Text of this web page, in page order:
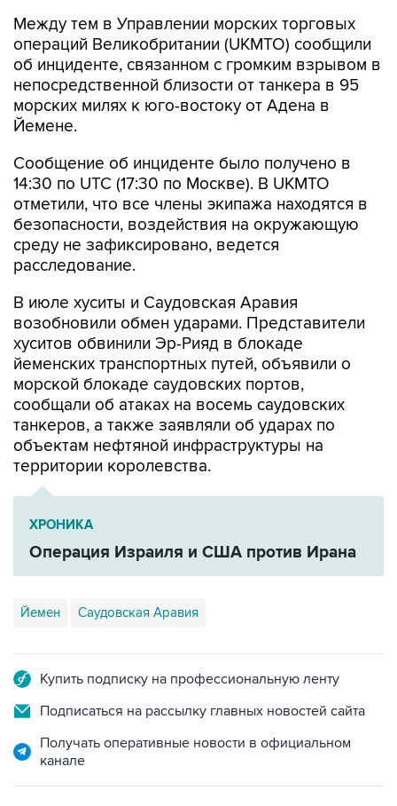
Между тем в Управлении морских торговых
операций Великобритании (UKMTO) сообщили
об инциденте, связанном с громким взрывом в
непосредственной близости от танкера в 95
морских милях к юго-востоку от Адена в
Йемене.
Сообщение об инциденте было получено в
14:30 по UTC (17:30 по Москве). В UKMTO
отметили, что все члены экипажа находятся в
безопасности, воздействия на окружающую
среду не зафиксировано, ведется
расследование.
В июле хуситы и Саудовская Аравия
возобновили обмен ударами. Представители
хуситов обвинили Эр-Рияд в блокаде
йеменских транспортных путей, объявили о
морской блокаде саудовских портов,
сообщали об атаках на восемь саудовских
танкеров, а также заявляли об ударах по
объектам нефтяной инфраструктуры на
территории королевства.
ХРОНИКА
Операция Израиля и США против Ирана
Йемен Саудовская Аравия
Купить подписку на профессиональную ленту
Подписаться на рассылку главных новостей сайта
Получать оперативные новости в официальном
канале